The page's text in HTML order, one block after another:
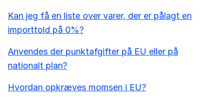
Kan jeg få en liste over varer, der er pålagt en
importtold på 0%?
Anvendes der punktafgifter på EU eller på
nationalt plan?
Hvordan opkræves momsen i EU?